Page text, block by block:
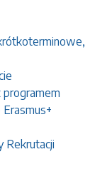
Rekrutacji